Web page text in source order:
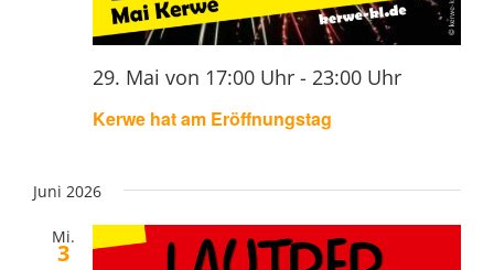
Kerwe hat am Eröffnungstag
29. Mai von 17:00 Uhr - 23:00 Uhr
Juni 2026
Mi.
3